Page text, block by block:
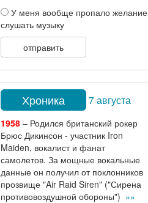
У меня вообще пропало желание
слушать музыку
отправить
Хроника 7 августа
1958– Родился британский рокер
Брюс Дикинсон - участник Iron
Maiden, вокалист и фанат
самолетов. За мощные вокальные
данные он получил от поклонников
прозвище "Air Raid Siren" ("Сирена
противовоздушной обороны") »»